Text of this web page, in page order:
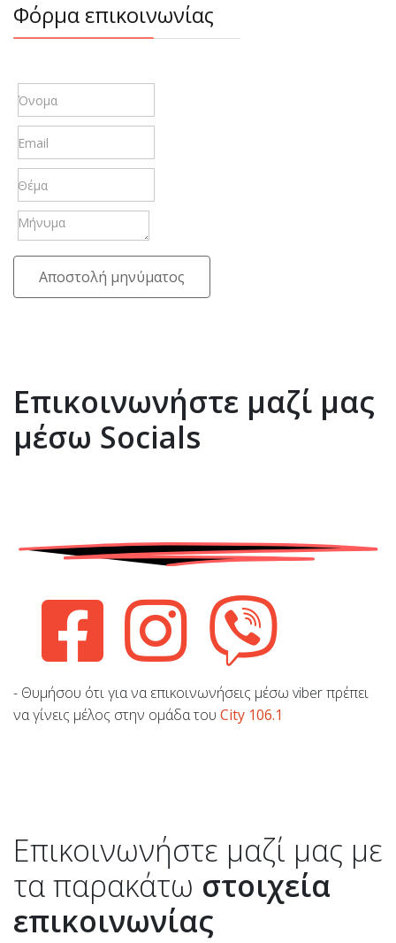
Φόρμα επικοινωνίας
Αποστολή μηνύματος
Επικοινωνήστε μαζί μας
μέσω Socials
- Θυμήσου ότι για να επικοινωνήσεις μέσω viber πρέπει
να γίνεις μέλος στην ομάδα του City 106.1
Επικοινωνήστε μαζί μας με
τα παρακάτω στοιχεία
επικοινωνίας